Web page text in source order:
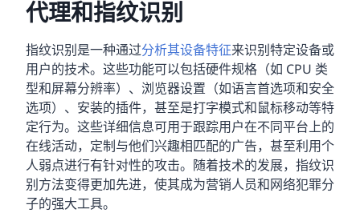
代理和指纹识别
指纹识别是一种通过分析其设备特征来识别特定设备或
用户的技术。这些功能可以包括硬件规格（如 CPU 类
型和屏幕分辨率）、浏览器设置（如语言首选项和安全
选项）、安装的插件，甚至是打字模式和鼠标移动等特
定行为。这些详细信息可用于跟踪用户在不同平台上的
在线活动，定制与他们兴趣相匹配的广告，甚至利用个
人弱点进行有针对性的攻击。随着技术的发展，指纹识
别方法变得更加先进，使其成为营销人员和网络犯罪分
子的强大工具。